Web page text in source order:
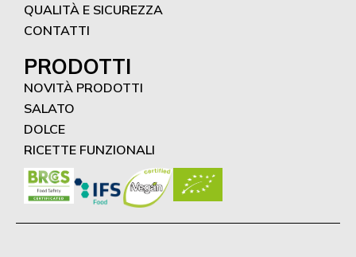
QUALITÀ E SICUREZZA
CONTATTI
PRODOTTI
NOVITÀ PRODOTTI
SALATO
DOLCE
RICETTE FUNZIONALI